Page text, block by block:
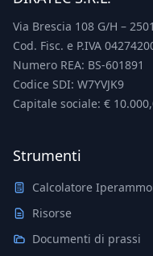
Via Brescia 108 G/H –
Cod. Fisc. e P.IVA
Numero REA: BS-601891
Codice SDI: W7YVJK9
Capitale sociale: €
Strumenti
Calcolatore
Risorse
Documenti di prassi